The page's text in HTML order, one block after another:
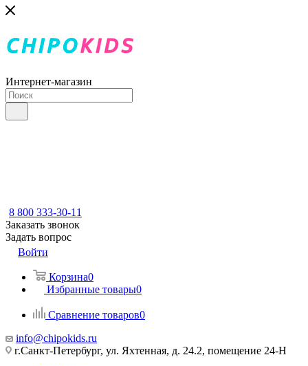
Интернет-магазин
8 800 333-30-11
Заказать звонок
Задать вопрос
Войти
Корзина0
Избранные товары0
Сравнение товаров0
info@chipokids.ru
г.Санкт-Петербург, ул. Яхтенная, д. 24.2, помещение 24-Н